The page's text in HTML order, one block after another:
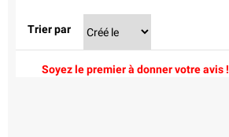
Trier par
Soyez le premier à donner votre avis !